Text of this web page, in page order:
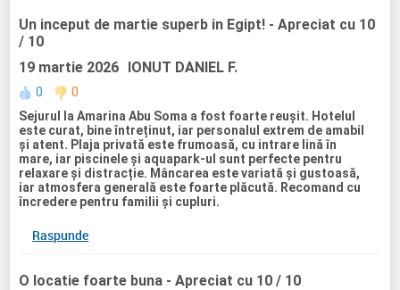
Un inceput de martie superb in Egipt! - Apreciat cu 10
/ 10
19 martie 2026 IONUT DANIEL F.
0
0
Sejurul la Amarina Abu Soma a fost foarte reușit. Hotelul
este curat, bine întreținut, iar personalul extrem de amabil
și atent. Plaja privată este frumoasă, cu intrare lină în
mare, iar piscinele și aquapark-ul sunt perfecte pentru
relaxare și distracție. Mâncarea este variată și gustoasă,
iar atmosfera generală este foarte plăcută. Recomand cu
încredere pentru familii și cupluri.
Raspunde
O locatie foarte buna - Apreciat cu 10 / 10